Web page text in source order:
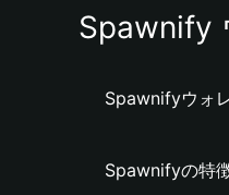
Spawnify
Spawnifyウォ
Spawnifyの特